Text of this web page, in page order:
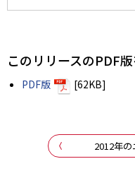
このリリースのPDF
PDF版 [62KB]
2012年